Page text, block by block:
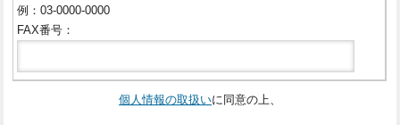
例：03-0000-0000
FAX番号：
個人情報の取扱いに同意の上、